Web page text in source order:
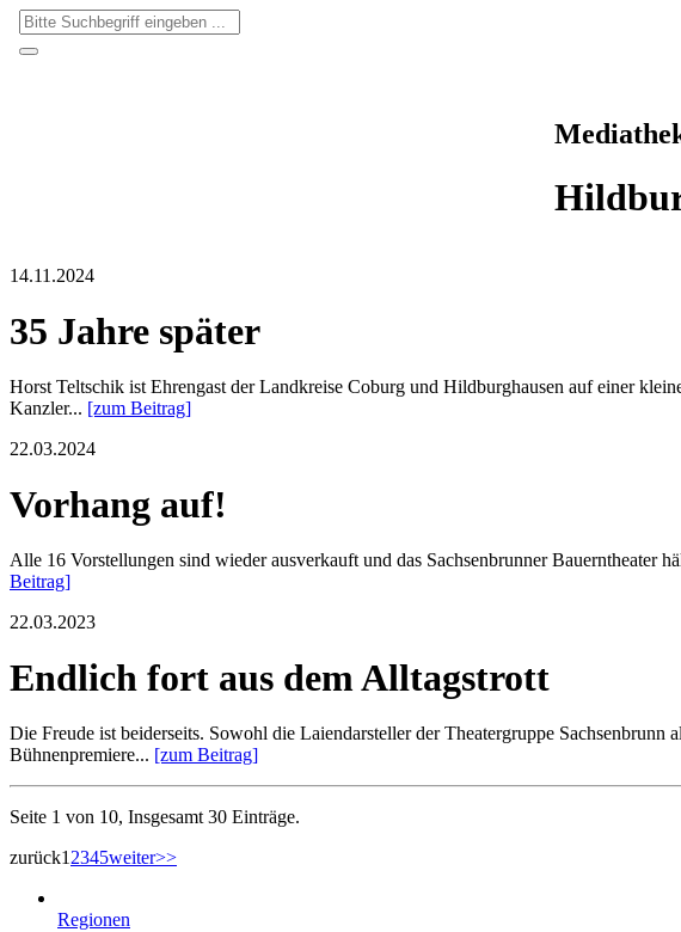
14.11.2024
35 Jahre später
Horst Teltschik ist Ehrengast der Landkreise Coburg und Hildburghausen auf einer
Kanzler... [zum Beitrag]
22.03.2024
Vorhang auf!
Alle 16 Vorstellungen sind wieder ausverkauft und das Sachsenbrunner Bauerntheater
Beitrag]
22.03.2023
Endlich fort aus dem Alltagstrott
Die Freude ist beiderseits. Sowohl die Laiendarsteller der Theatergruppe
Bühnenpremiere... [zum Beitrag]
Seite 1 von 10, Insgesamt 30 Einträge.
zurück1 2345weiter>>
Regionen